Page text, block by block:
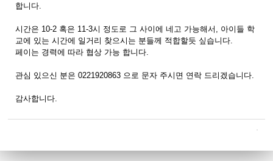
합니다.
시간은 10-2 혹은 11-3시 정도로 그 사이에 네고 가능해서, 아이들 학
교에 있는 시간에 일거리 찾으시는 분들께 적합할듯 싶습니다.
페이는 경력에 따라 협상 가능 합니다.
관심 있으신 분은 0221920863 으로 문자 주시면 연락 드리겠습니다.
감사합니다.